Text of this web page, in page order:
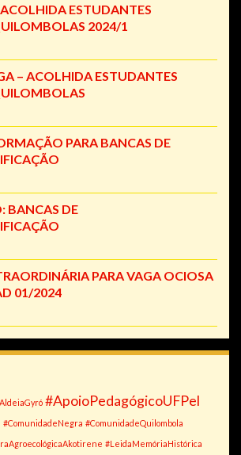
ESTUDANTES
2024/1
– ACOLHIDA ESTUDANTES
PARA BANCAS DE
BANCAS DE
PARA VAGA OCIOSA
01/2024
#ApoioPedagógicoUFPel
#ComunidadeNegra #ComunidadeQuilombola
#LeidaMemóriaHistórica